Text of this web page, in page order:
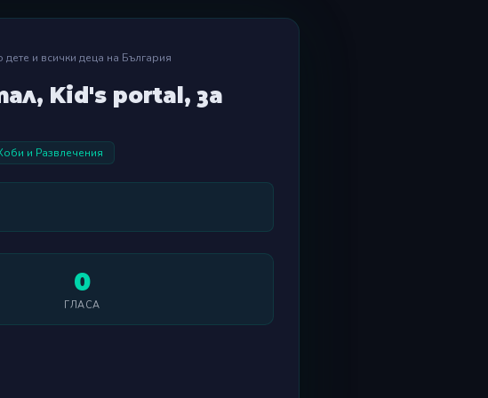
и всички деца на България
Kid's portal, за
и Развлечения
0
ГЛАСА